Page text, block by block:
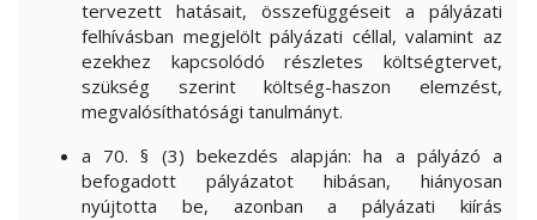
tervezett hatásait, összefüggéseit a pályázati
felhívásban megjelölt pályázati céllal, valamint az
ezekhez kapcsolódó részletes költségtervet,
szükség szerint költség-haszon elemzést,
megvalósíthatósági tanulmányt.
a 70. § (3) bekezdés alapján: ha a pályázó a
befogadott pályázatot hibásan, hiányosan
nyújtotta be, azonban a pályázati kiírás